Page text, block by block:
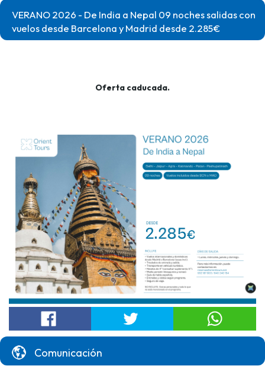
VERANO 2026 - De India a Nepal 09 noches salidas con
vuelos desde Barcelona y Madrid desde 2.285€
Oferta caducada.
Comunicación